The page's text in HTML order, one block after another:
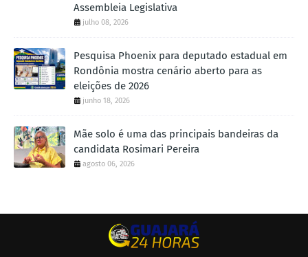
Assembleia Legislativa
julho 08, 2026
Pesquisa Phoenix para deputado estadual em
Rondônia mostra cenário aberto para as
eleições de 2026
junho 18, 2026
Mãe solo é uma das principais bandeiras da
candidata Rosimari Pereira
agosto 06, 2026